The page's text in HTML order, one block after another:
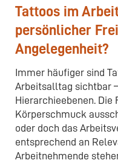
Tattoos im
persönlicher
Angelegenheit?
Immer häufiger sind
Arbeitsalltag sichtbar
Hierarchieebenen. Die
Körperschmuck
oder doch das
entsprechend an
Arbeitnehmende